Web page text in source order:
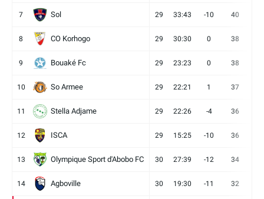
7 Sol 29 33:43 -10 40
8 CO Korhogo 29 30:30 0 38
9 Bouaké Fc 29 23:23 0 38
10 So Armee 29 22:21 1 37
11 Stella Adjame 29 22:26 -4 36
12 ISCA 29 15:25 -10 36
13 Olympique Sport d'Abobo FC 30 27:39 -12 34
14 Agboville 30 19:30 -11 32